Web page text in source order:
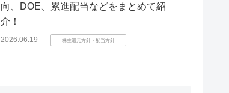
向、DOE、累進配当などをまとめて紹
介！
2026.06.19 株主還元方針・配当方針